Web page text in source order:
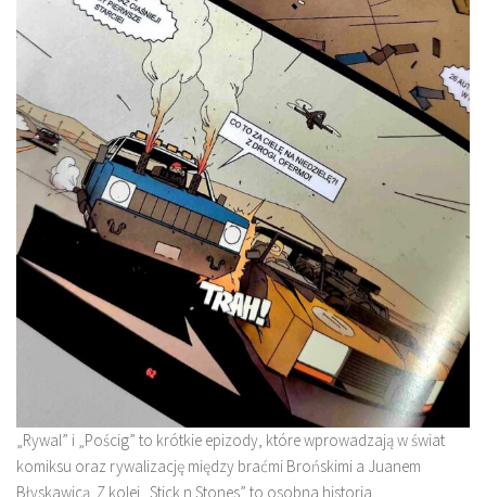
„Rywal” i „Pościg” to krótkie epizody, które wprowadzają w świat
komiksu oraz rywalizację między braćmi Brońskimi a Juanem
Błyskawicą. Z kolei „Stick n Stones” to osobna historia,